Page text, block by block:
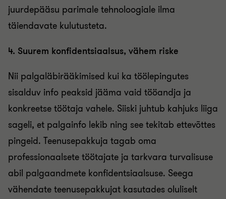
juurdepääsu parimale tehnoloogiale ilma
täiendavate kulutusteta.
4. Suurem konfidentsiaalsus, vähem riske
Nii palgaläbirääkimised kui ka töölepingutes
sisalduv info peaksid jääma vaid tööandja ja
konkreetse töötaja vahele. Siiski juhtub kahjuks liiga
sageli, et palgainfo lekib ning see tekitab ettevõttes
pingeid. Teenusepakkuja tagab oma
professionaalsete töötajate ja tarkvara turvalisuse
abil palgaandmete konfidentsiaalsuse. Seega
vähendate teenusepakkujat kasutades oluliselt